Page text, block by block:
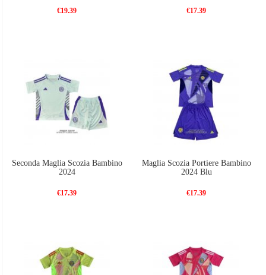
€19.39 €17.39
Seconda Maglia Scozia Bambino
2024
€17.39
Maglia Scozia Portiere Bambino
2024 Blu
€17.39